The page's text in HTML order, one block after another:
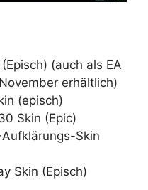
(auch als EA
erhältlich)
(episch)
Skin (Epic)
Skin
Skin (Episch)